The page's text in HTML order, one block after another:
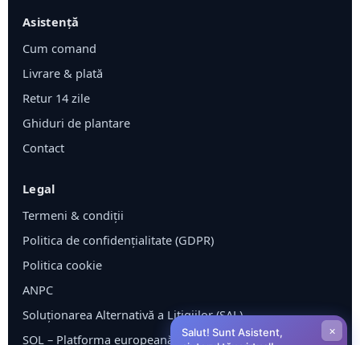
Asistență
Cum comand
Livrare & plată
Retur 14 zile
Ghiduri de plantare
Contact
Legal
Termeni & condiții
Politica de confidențialitate (GDPR)
Politica cookie
ANPC
Soluționarea Alternativă a Litigiilor (SAL)
SOL – Platforma europeană ODRSalut! Sunt Asistent,
×